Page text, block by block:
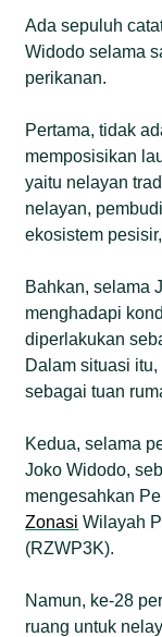
Ada sepuluh
Widodo selama
perikanan.
Pertama, tidak
memposisikan
yaitu nelayan
nelayan,
ekosistem
Bahkan, selama
menghadapi
diperlakukan
Dalam situasi
sebagai tuan
Kedua, selama
Joko Widodo,
mengesahkan
Zonasi Wilayah
(RZWP3K).
Namun, ke-28
ruang untuk